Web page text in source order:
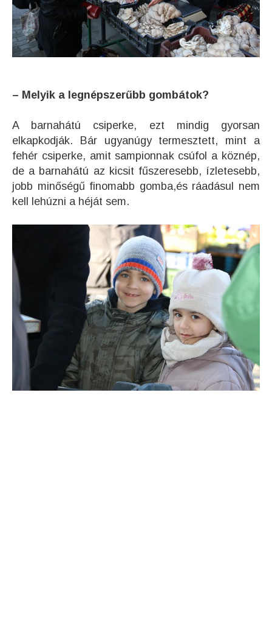
– Melyik a legnépszerűbb gombátok?
A barnahátú csiperke, ezt mindig gyorsan
elkapkodják. Bár ugyanúgy termesztett, mint a
fehér csiperke, amit sampionnak csúfol a köznép,
de a barnahátú az kicsit fűszeresebb, ízletesebb,
jobb minőségű finomabb gomba,és ráadásul nem
kell lehúzni a héját sem.